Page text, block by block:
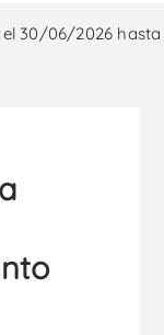
el 30/06/2026 hasta